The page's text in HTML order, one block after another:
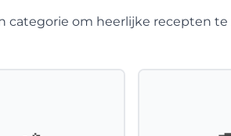
categorie om heerlijke recepten